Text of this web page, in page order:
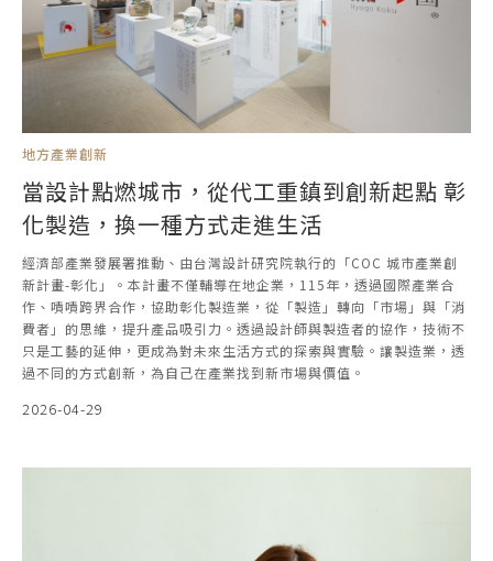
地方產業創新
當設計點燃城市，從代工重鎮到創新起點 彰
化製造，換一種方式走進生活
經濟部產業發展署推動、由台灣設計研究院執行的「COC 城市產業創
新計畫-彰化」。本計畫不僅輔導在地企業，115年，透過國際產業合
作、嘖嘖跨界合作，協助彰化製造業，從「製造」轉向「市場」與「消
費者」的思維，提升產品吸引力。透過設計師與製造者的協作，技術不
只是工藝的延伸，更成為對未來生活方式的探索與實驗。讓製造業，透
過不同的方式創新，為自己在產業找到新市場與價值。
2026-04-29